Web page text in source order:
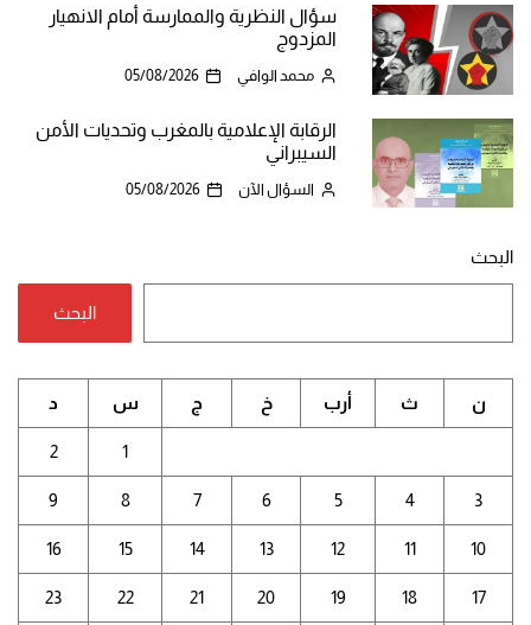
سؤال النظرية والممارسة أمام الانهيار
المزدوج
محمد الوافي 05/08/2026
الرقابة الإعلامية بالمغرب وتحديات الأمن
السيبراني
السؤال الآن 05/08/2026
البحث
البحث
ن ث أرب خ ج س د
1
2
3
4
5
6
7
8
9
10
11
12
13
14
15
16
17
18
19
20
21
22
23